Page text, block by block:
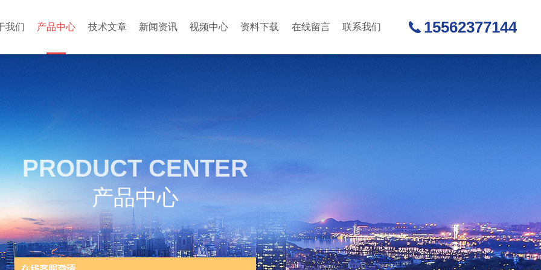
我们 产品中心 技术文章 新闻资讯 视频中心 资料下载 在线留言 联系我们 15562377144
PRODUCT CENTER
产品中心